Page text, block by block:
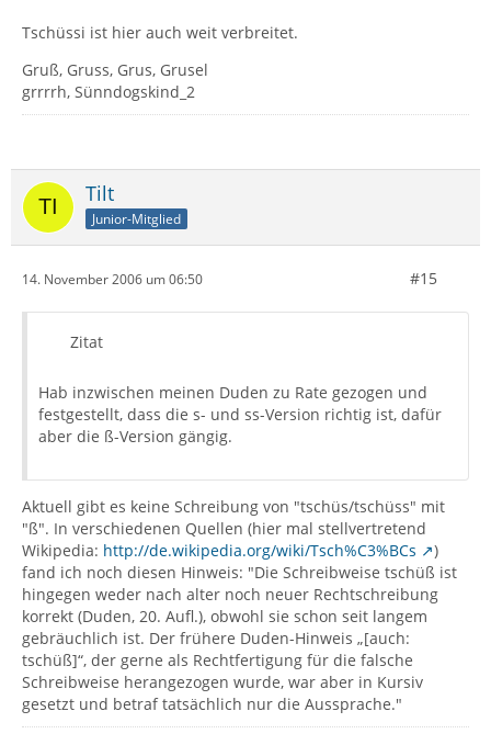
Tschüssi ist hier auch weit verbreitet.
Gruß, Gruss, Grus, Grusel
grrrrh, Sünndogskind_2
Tilt
Junior-Mitglied
14. November 2006 um 06:50 #15
Zitat
Hab inzwischen meinen Duden zu Rate gezogen und
festgestellt, dass die s- und ss-Version richtig ist, dafür
aber die ß-Version gängig.
Aktuell gibt es keine Schreibung von "tschüs/tschüss" mit
"ß". In verschiedenen Quellen (hier mal stellvertretend
Wikipedia: http://de.wikipedia.org/wiki/Tsch%C3%BCs
)
fand ich noch diesen Hinweis: "Die Schreibweise tschüß ist
hingegen weder nach alter noch neuer Rechtschreibung
korrekt (Duden, 20. Aufl.), obwohl sie schon seit langem
gebräuchlich ist. Der frühere Duden-Hinweis „[auch:
tschüß]“, der gerne als Rechtfertigung für die falsche
Schreibweise herangezogen wurde, war aber in Kursiv
gesetzt und betraf tatsächlich nur die Aussprache."